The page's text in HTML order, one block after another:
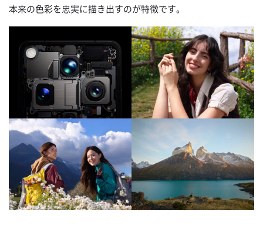
本来の色彩を忠実に描き出すのが特徴です。